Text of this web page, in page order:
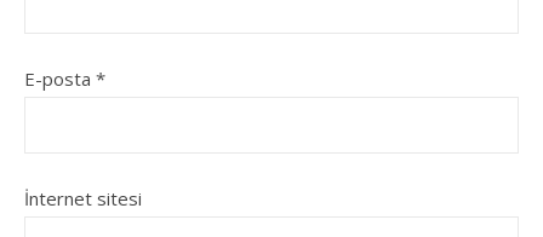
E-posta *
İnternet sitesi